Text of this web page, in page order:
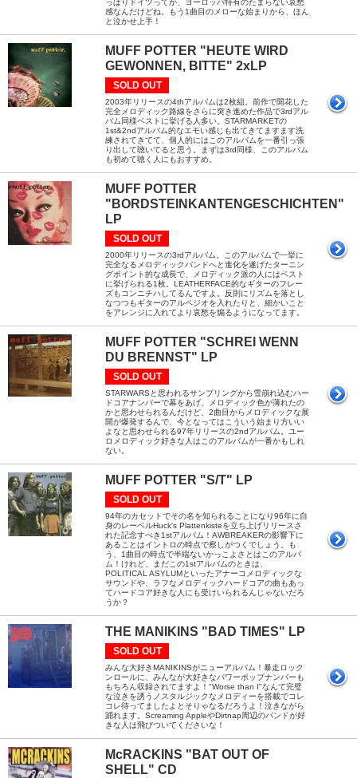
っぱりドイツってか、ヨーロッパ特有のたまらない哀愁
感なんだけどね。もう1曲目のメローな始まりから、ほん
と泣かせ上手！
MUFF POTTER "HEUTE WIRD
GEWONNEN, BITTE" 2xLP
SOLD OUT
2003年リリースの4thアルバムは2枚組。前作で開花した
完全メロディック路線をさらに突き進めた作品で3rdアル
バム同様ベストに挙げる人多い。STARMARKETの
1st&2ndアルバム的なエモい感じも出てきてますます洗
練されてきてて、個人的にはこのアルバムを一番引っ張
り出して聴いてると思う。まずは3rd同様、このアルバム
も初めて聴く人にもおすすめ。
MUFF POTTER
"BORDSTEINKANTENGESCHICHTEN"
LP
SOLD OUT
2000年リリースの3rdアルバム。このアルバムで一挙に
完全なるメロディックバンドへと進化を遂げたターニン
グポイント的な成長で、メロディック派の人にはベスト
に挙げられる1枚。LEATHERFACE的なギターのフレー
ズもコンニチハしてるんですよ。反則にリズムを落とし
なつつもギターのアルペジオを入れたりと、細かいこと
をアレンジに入れてより哀愁を煽るようになってます。
MUFF POTTER "SCHREI WENN
DU BRENNST" LP
SOLD OUT
STARWARSと思われるサンプリングから雪崩れ込むハー
ドコアナンバーで幕をあげ、メロディック色が薄れたの
かと思わせられるんだけど、2曲目からメロディックな展
開が爆発するんで、今となってはこういう始まり方いい
よなと思わせられる97年リリースの2ndアルバム。ユー
ロメロディック好きな人はこのアルバムが一番かもしれ
ない。
MUFF POTTER "S/T" LP
SOLD OUT
94年のカセットでその名を知られることになり96年に自
身のレーベルHuck's Plattenkisteを立ち上げリリースさ
れた記念すべき1stアルバム！AWBREAKERの影響下に
あることはイントロの時点で察しがつくでしょう。も
う、1曲目の時点で半端ないかっこよさとはこのアルバ
ム！けれど、まだこの1stアルバムのときは、
POLITICAL ASYLUMといったアナーコメロディックな
サウンドや、ラフなメロディックハードコアの曲もあっ
てハードコア好きな人にも受けいられるんじゃないだろ
うか？
THE MANIKINS "BAD TIMES" LP
SOLD OUT
みんな大好きMANIKINSがニューアルバム！暴走ロック
ンロールに、みんなが大好きなパワーポップナンバーも
もちろん収録されてますよ！"Worse than I"なんて完璧
な泣きを誘うノスタルジックなメロディーを搭載でコレ
コレ待ってましたよとそりゃなるだろうよ！泣きながら
踊れます。Screaming AppleやDirtnap周辺のバンドが好
きな人は飛びついてくださいな！
McRACKINS "BAT OUT OF
SHELL" CD